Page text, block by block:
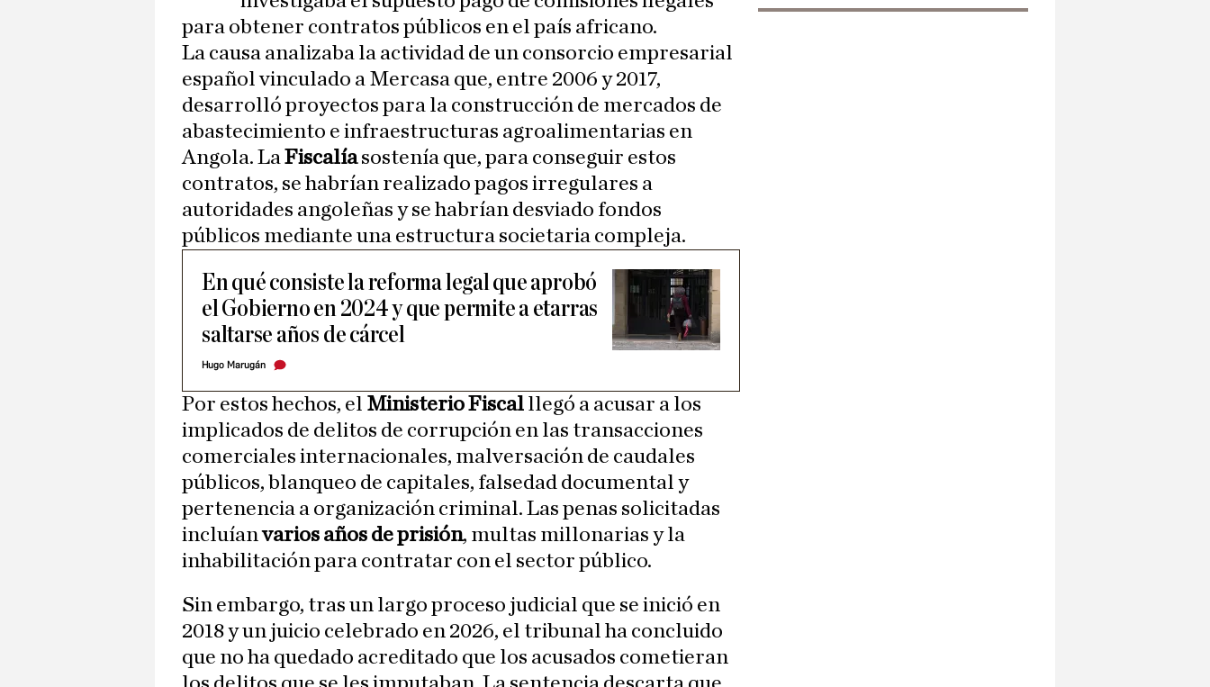
para obtener contratos públicos en el país africano.
La causa analizaba la actividad de un consorcio empresarial
español vinculado a Mercasa que, entre 2006 y 2017,
desarrolló proyectos para la construcción de mercados de
abastecimiento e infraestructuras agroalimentarias en
Angola. LaFiscalíasostenía que, para conseguir estos
contratos, se habrían realizado pagos irregulares a
autoridades angoleñas y se habrían desviado fondos
públicos mediante una estructura societaria compleja.
En qué consiste la reforma legal que aprobó
el Gobierno en 2024 y que permite a etarras
saltarse años de cárcel
Hugo Marugán
Por estos hechos, el Ministerio Fiscal llegó a acusar a los
implicados de delitos de corrupción en las transacciones
comerciales internacionales, malversación de caudales
públicos, blanqueo de capitales, falsedad documental y
pertenencia a organización criminal. Las penas solicitadas
incluíanvarios años de prisión, multas millonarias y la
inhabilitación para contratar con el sector público.
Sin embargo, tras un largo proceso judicial que se inició en
2018 y un juicio celebrado en 2026, el tribunal ha concluido
que no ha quedado acreditado que los acusados cometieran